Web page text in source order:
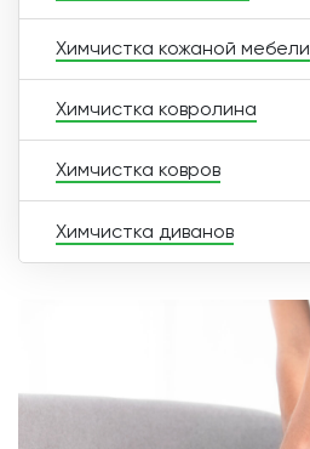
Химчистка кожаной мебели
Химчистка ковролина
Химчистка ковров
Химчистка диванов